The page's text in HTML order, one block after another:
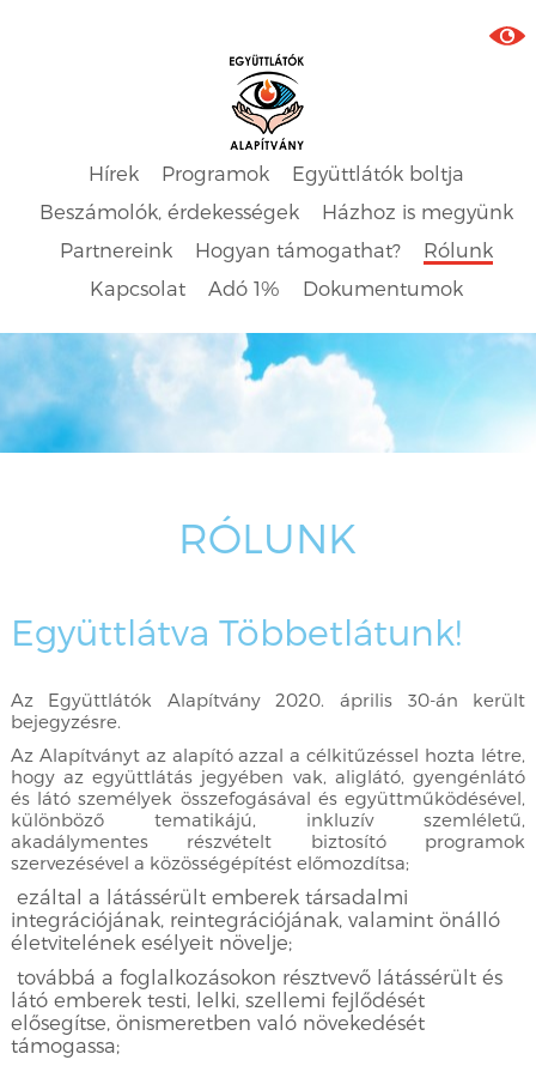
Hírek Programok
Együttlátók boltja
Beszámolók, érdekességek
Házhoz is megyünk
Partnereink
Hogyan támogathat?
Rólunk
Kapcsolat
Adó 1% Dokumentumok
RÓLUNK
Együttlátva Többetlátunk!
Az Együttlátók Alapítvány 2020. április 30-án került
bejegyzésre.
Az Alapítványt az alapító azzal a célkitűzéssel hozta létre,
hogy az együttlátás jegyében vak, aliglátó, gyengénlátó
és látó személyek összefogásával és együttműködésével,
különböző tematikájú, inkluzív szemléletű,
akadálymentes részvételt biztosító programok
szervezésével a közösségépítést előmozdítsa;
ezáltal a látássérült emberek társadalmi
integrációjának, reintegrációjának, valamint önálló
életvitelének esélyeit növelje;
továbbá a foglalkozásokon résztvevő látássérült és
látó emberek testi, lelki, szellemi fejlődését
elősegítse, önismeretben való növekedését
támogassa;